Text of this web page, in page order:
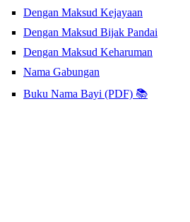
Dengan Maksud Kejayaan
Dengan Maksud Bijak Pandai
Dengan Maksud Keharuman
Nama Gabungan
Buku Nama Bayi (PDF) 📚